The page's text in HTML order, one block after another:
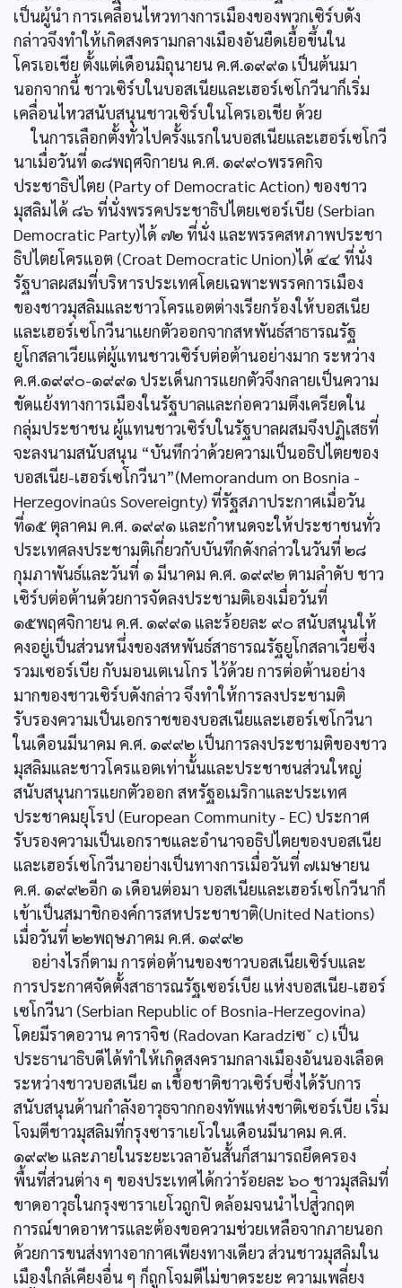
เป็นผู้นำ การเคลื่อนไหวทางการเมืองของพวกเซิร์บดัง
กล่าวจึงทำให้เกิดสงครามกลางเมืองอันยืดเยื้อขึ้นใน
โครเอเชีย ตั้งแต่เดือนมิถุนายน ค.ศ.๑๙๙๑ เป็นต้นมา
นอกจากนี้ ชาวเซิร์บในบอสเนียและเฮอร์เซโกวีนาก็เริ่ม
เคลื่อนไหวสนับสนุนชาวเซิร์บในโครเอเชีย ด้วย
ในการเลือกตั้งทั่วไปครั้งแรกในบอสเนียและเฮอร์เซโกวี
นาเมื่อวันที่ ๑๘พฤศจิกายน ค.ศ. ๑๙๙๐พรรคกิจ
ประชาธิปไตย (Party of Democratic Action) ของชาว
มุสลิมได้ ๘๖ ที่นั่งพรรคประชาธิปไตยเซอร์เบีย (Serbian
Democratic Party)ได้ ๗๒ ที่นั่ง และพรรคสหภาพประชา
ธิปไตยโครแอต (Croat Democratic Union)ได้ ๔๔ ที่นั่ง
รัฐบาลผสมที่บริหารประเทศโดยเฉพาะพรรคการเมือง
ของชาวมุสลิมและชาวโครแอตต่างเรียกร้องให้บอสเนีย
และเฮอร์เซโกวีนาแยกตัวออกจากสหพันธ์สาธารณรัฐ
ยูโกสลาเวียแต่ผู้แทนชาวเซิร์บต่อต้านอย่างมาก ระหว่าง
ค.ศ.๑๙๙๐-๑๙๙๑ ประเด็นการแยกตัวจึงกลายเป็นความ
ขัดแย้งทางการเมืองในรัฐบาลและก่อความตึงเครียดใน
กลุ่มประชาชน ผู้แทนชาวเซิร์บในรัฐบาลผสมจึงปฏิเสธที่
จะลงนามสนับสนุน “บันทึกว่าด้วยความเป็นอธิปไตยของ
บอสเนีย-เฮอร์เซโกวีนา”(Memorandum on Bosnia -
Herzegovinaûs Sovereignty) ที่รัฐสภาประกาศเมื่อวัน
ที่๑๕ ตุลาคม ค.ศ. ๑๙๙๑ และกำหนดจะให้ประชาชนทั่ว
ประเทศลงประชามติเกี่ยวกับบันทึกดังกล่าวในวันที่ ๒๘
กุมภาพันธ์และวันที่ ๑ มีนาคม ค.ศ. ๑๙๙๒ ตามลำดับ ชาว
เซิร์บต่อต้านด้วยการจัดลงประชามติเองเมื่อวันที่
๑๕พฤศจิกายน ค.ศ. ๑๙๙๑ และร้อยละ ๙๐ สนับสนุนให้
คงอยู่เป็นส่วนหนึ่งของสหพันธ์สาธารณรัฐยูโกสลาเวียซึ่ง
รวมเซอร์เบีย กับมอนเตเนโกร ไว้ด้วย การต่อต้านอย่าง
มากของชาวเซิร์บดังกล่าว จึงทำให้การลงประชามติ
รับรองความเป็นเอกราชของบอสเนียและเฮอร์เซโกวีนา
ในเดือนมีนาคม ค.ศ. ๑๙๙๒ เป็นการลงประชามติของชาว
มุสลิมและชาวโครแอตเท่านั้นและประชาชนส่วนใหญ่
สนับสนุนการแยกตัวออก สหรัฐอเมริกาและประเทศ
ประชาคมยุโรป (European Community - EC) ประกาศ
รับรองความเป็นเอกราชและอำนาจอธิปไตยของบอสเนีย
และเฮอร์เซโกวีนาอย่างเป็นทางการเมื่อวันที่ ๗เมษายน
ค.ศ. ๑๙๙๒อีก ๑ เดือนต่อมา บอสเนียและเฮอร์เซโกวีนาก็
เข้าเป็นสมาชิกองค์การสหประชาชาติ(United Nations)
เมื่อวันที่ ๒๒พฤษภาคม ค.ศ. ๑๙๙๒
อย่างไรก็ตาม การต่อต้านของชาวบอสเนียเซิร์บและ
การประกาศจัดตั้งสาธารณรัฐเซอร์เบีย แห่งบอสเนีย-เฮอร์
เซโกวีนา (Serbian Republic of Bosnia-Herzegovina)
โดยมีราดอวาน คาราจิช (Radovan Karadziซˇ c) เป็น
ประธานาธิบดีได้ทำให้เกิดสงครามกลางเมืองอันนองเลือด
ระหว่างชาวบอสเนีย ๓ เชื้อชาติชาวเซิร์บซึ่งได้รับการ
สนับสนุนด้านกำลังอาวุธจากกองทัพแห่งชาติเซอร์เบีย เริ่ม
โจมตีชาวมุสลิมที่กรุงซาราเยโวในเดือนมีนาคม ค.ศ.
๑๙๙๒ และภายในระยะเวลาอันสั้นก็สามารถยึดครอง
พื้นที่ส่วนต่าง ๆ ของประเทศได้กว่าร้อยละ ๖๐ ชาวมุสลิมที่
ขาดอาวุธในกรุงซาราเยโวถูกปิ ดล้อมจนนำไปสู่ิวกฤต
การณ์ขาดอาหารและต้องขอความช่วยเหลือจากภายนอก
ด้วยการขนส่งทางอากาศเพียงทางเดียว ส่วนชาวมุสลิมใน
เมืองใกล้เคียงอื่น ๆ ก็ถูกโจมตีไม่ขาดระยะ ความเพลี่ยง